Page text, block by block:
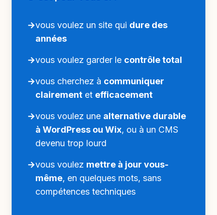
→vous voulez un site qui dure des
années
→vous voulez garder le contrôle total
→vous cherchez à communiquer
clairement et efficacement
→vous voulez une alternative durable
à WordPress ou Wix, ou à un CMS
devenu trop lourd
→vous voulez mettre à jour vous-
même, en quelques mots, sans
compétences techniques